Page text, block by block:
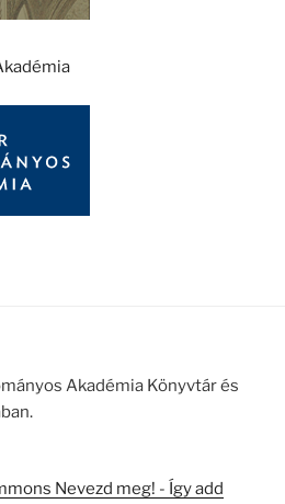
Akadémia Könyvtár és
Nevezd meg! - Így add